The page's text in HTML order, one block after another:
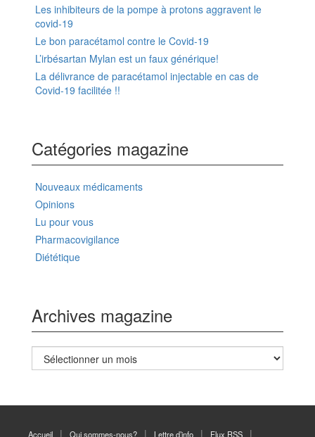
Les inhibiteurs de la pompe à protons aggravent le
covid-19
Le bon paracétamol contre le Covid-19
L’irbésartan Mylan est un faux générique!
La délivrance de paracétamol injectable en cas de
Covid-19 facilitée !!
Catégories magazine
Nouveaux médicaments
Opinions
Lu pour vous
Pharmacovigilance
Diététique
Archives magazine
Archives
magazine
Accueil Qui sommes-nous? Lettre d’info Flux RSS